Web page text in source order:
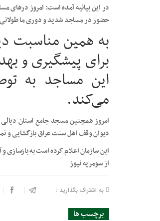
در این بیانیه آمده است: امروز درهای
حضور در مساجد شدید و دوری ما
به همین مناسبت
برای پیشگیری و
این مساجد به
می‌کند.
امروز همچنین مسجد جامع استان
دیوان وقف اهل سنت عراق بازگشایی و
این سازمان اعلام کرده است به
از سومریه ‌نیوز
به اشتراک بگذارید :
برچسب ها